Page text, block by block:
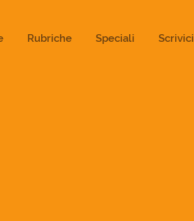
Rubriche Speciali Scrivici